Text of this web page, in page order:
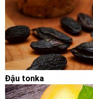
Đậu tonka